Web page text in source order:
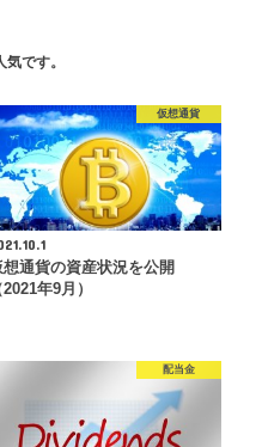
です。
仮想通貨
想通貨の資産状況を公開
2021年9月）
配当金